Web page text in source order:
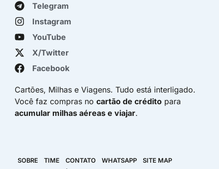
Telegram
Instagram
YouTube
X/Twitter
Facebook
Cartões, Milhas e Viagens. Tudo está interligado.
Você faz compras no cartão de crédito para
acumular milhas aéreas e viajar.
SOBRE TIME CONTATO WHATSAPP
SITE MAP